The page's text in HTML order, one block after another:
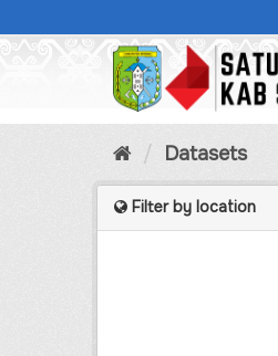
to
Datasets
Filter by location